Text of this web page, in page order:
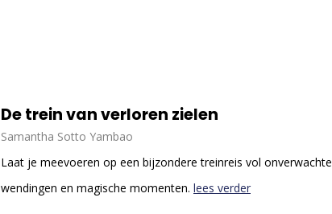
De trein van verloren zielen
Samantha Sotto Yambao
Laat je meevoeren op een bijzondere treinreis vol onverwachte
wendingen en magische momenten. lees verder